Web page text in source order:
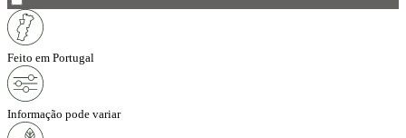
Feito em Portugal
Informação pode variar